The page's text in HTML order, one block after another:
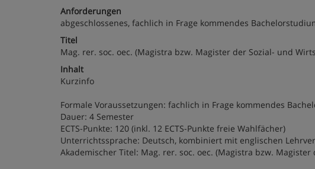
Anforderungen
abgeschlossenes, fachlich in Frage kommendes
Titel
Mag. rer. soc. oec. (Magistra bzw. Magister der Sozial- und
Inhalt
Kurzinfo
Formale Voraussetzungen: fachlich in Frage kommendes
Dauer: 4 Semester
ECTS-Punkte: 120 (inkl. 12 ECTS-Punkte freie Wahlfächer)
Unterrichtssprache: Deutsch, kombiniert mit englischen
Akademischer Titel: Mag. rer. soc. oec. (Magistra bzw.